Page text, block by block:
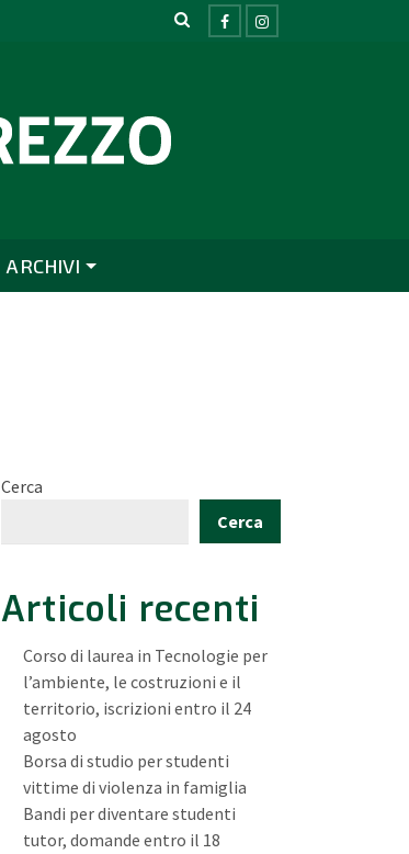
ARCHIVI
Cerca
Cerca
Articoli recenti
Corso di laurea in Tecnologie per
l’ambiente, le costruzioni e il
territorio, iscrizioni entro il 24
agosto
Borsa di studio per studenti
vittime di violenza in famiglia
Bandi per diventare studenti
tutor, domande entro il 18